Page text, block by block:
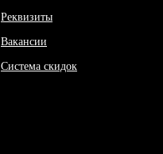
Реквизиты
Вакансии
Система скидок